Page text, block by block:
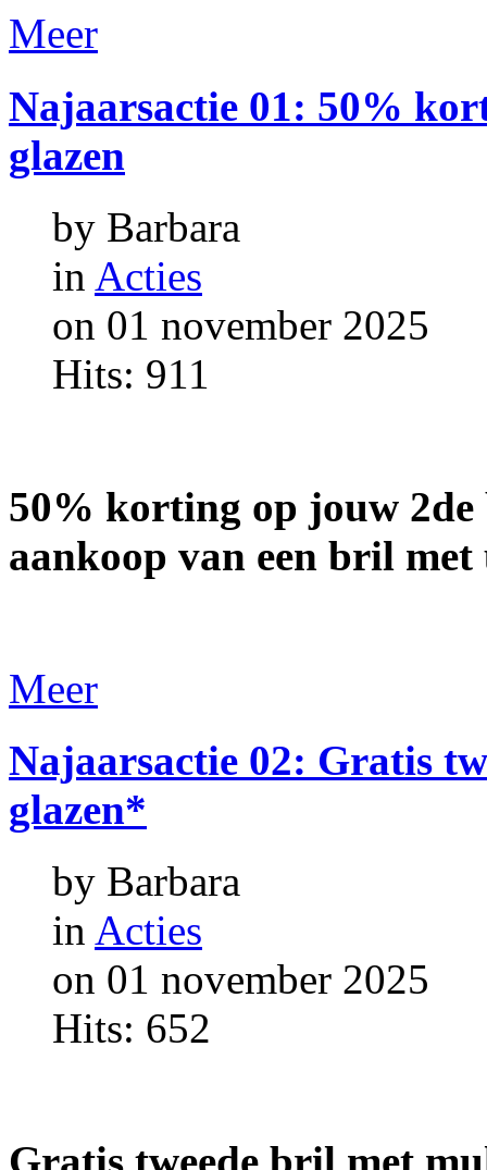
Meer
Najaarsactie 01: 50%
glazen
by Barbara
in Acties
on 01 november 2025
Hits: 911
50% korting op jouw
aankoop van een bril
Meer
Najaarsactie 02: Gratis
glazen*
by Barbara
in Acties
on 01 november 2025
Hits: 652